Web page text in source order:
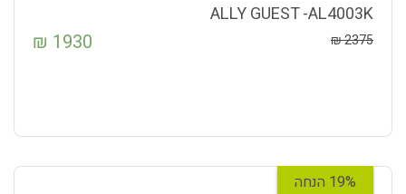
ALLY GUEST -AL4003K
2375
₪
1930
₪
19% הנחה